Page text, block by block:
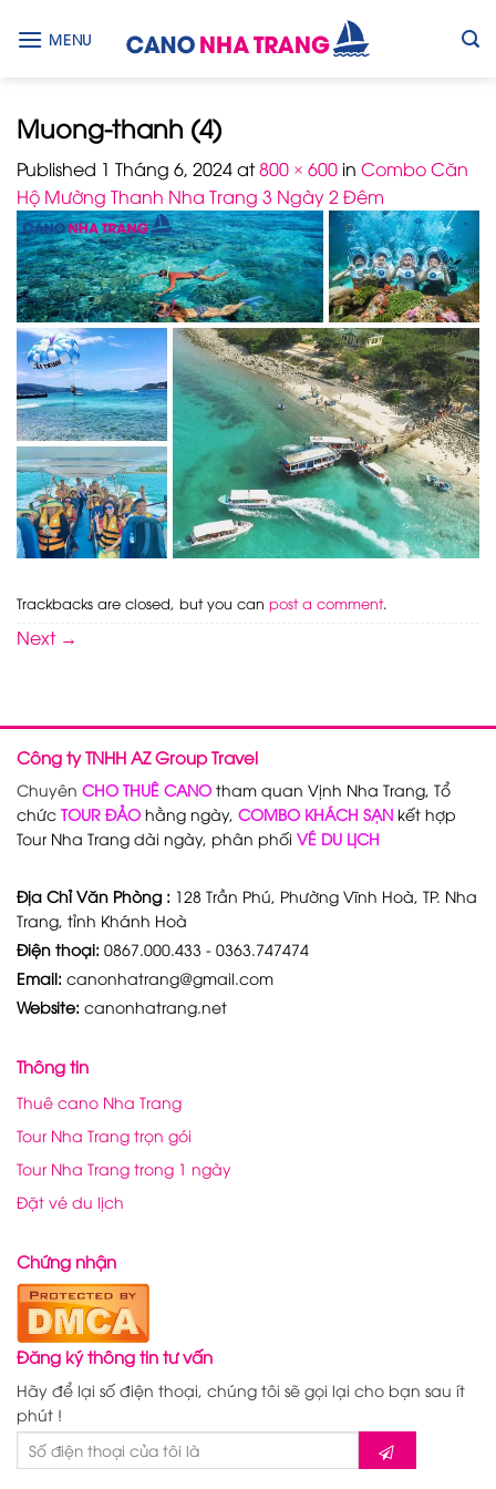
MENU
Muong-thanh (4)
Published 1 Tháng 6, 2024at800 × 600 in Combo Căn
Hộ Mường Thanh Nha Trang 3 Ngày 2 Đêm
Trackbacks are closed, but you can post a comment.
Next →
Công ty TNHH AZ Group Travel
Chuyên CHO THUÊ CANO tham quan Vịnh Nha Trang, Tổ
chức TOUR ĐẢO hằng ngày, COMBO KHÁCH SẠN kết hợp
Tour Nha Trang dài ngày, phân phối VÉ DU LỊCH
Địa Chỉ Văn Phòng : 128 Trần Phú, Phường Vĩnh Hoà, TP. Nha
Trang, tỉnh Khánh Hoà
Điện thoại: 0867.000.433 - 0363.747474
Email: canonhatrang@gmail.com
Website: canonhatrang.net
Thông tin
Thuê cano Nha Trang
Tour Nha Trang trọn gói
Tour Nha Trang trong 1 ngày
Đặt vé du lịch
Chứng nhận
Đăng ký thông tin tư vấn
Hãy để lại số điện thoại, chúng tôi sẽ gọi lại cho bạn sau ít
phút !